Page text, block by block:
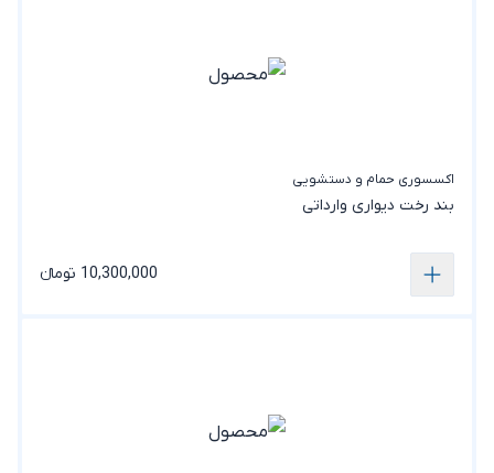
اکسسوری حمام و دستشویی
بند رخت دیواری وارداتی
10,300,000 تومانء